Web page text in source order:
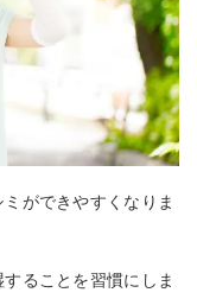
ができやすくなりま
ることを習慣にしま